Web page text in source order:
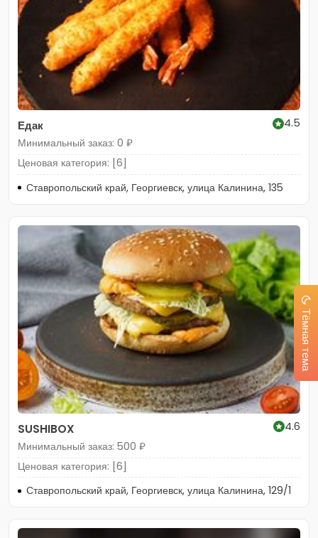
Едак
4.5
Минимальный заказ: 0 ₽
Ценовая категория: [6]
Ставропольский край, Георгиевск, улица Калинина, 135
SUSHIBOX
4.6
Минимальный заказ: 500 ₽
Ценовая категория: [6]
Ставропольский край, Георгиевск, улица Калинина, 129/1
Тёмная тема